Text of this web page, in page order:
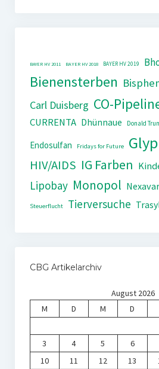
BAYER HV 2011 BAYER HV 2018 BAYER HV 2019
Bienensterben
Carl Duisberg CO-
CURRENTA Dhünnaue Donald
Endosulfan
Fridays for Future
HIV/AIDS IG Farben
Lipobay Monopol Nexavar
Steuerflucht Tierversuche
CBG Artikelarchiv
August 2026
M
D M D
3
4 5 6
10
11 12 13